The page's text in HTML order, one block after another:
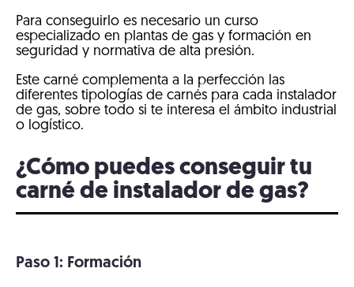
Para conseguirlo es necesario un curso
especializado en plantas de gas y formación en
seguridad y normativa de alta presión.
Este carné complementa a la perfección las
diferentes tipologías de carnés para cada instalador
de gas, sobre todo si te interesa el ámbito industrial
o logístico.
¿Cómo puedes conseguir tu
carné de instalador de gas?
Paso 1: Formación